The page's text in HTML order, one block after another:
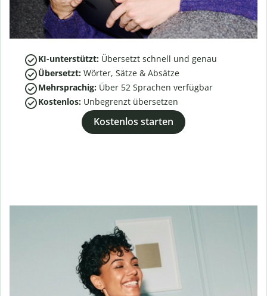
KI-unterstützt: Übersetzt schnell und genau
Übersetzt: Wörter, Sätze & Absätze
Mehrsprachig: Über 52 Sprachen verfügbar
Kostenlos: Unbegrenzt übersetzen
Kostenlos starten